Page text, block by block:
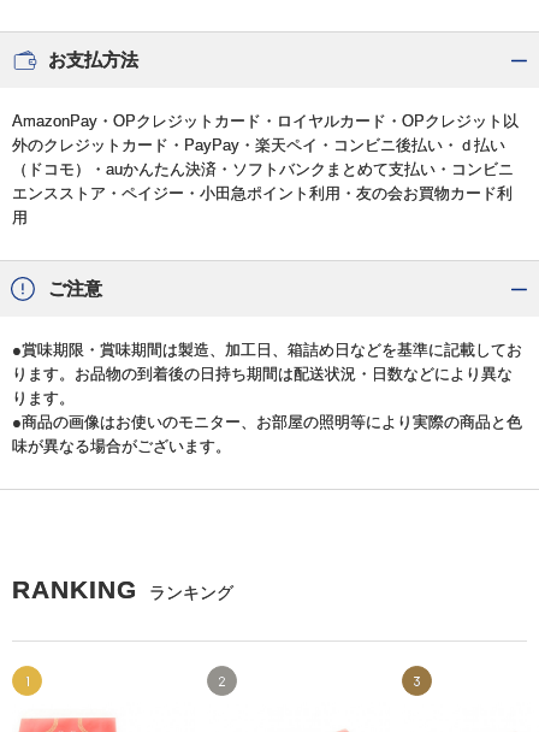
お支払方法
AmazonPay・OPクレジットカード・ロイヤルカード・OPクレジット以
外のクレジットカード・PayPay・楽天ペイ・コンビニ後払い・ｄ払い
（ドコモ）・auかんたん決済・ソフトバンクまとめて支払い・コンビニ
エンスストア・ペイジー・小田急ポイント利用・友の会お買物カード利
用
ご注意
●賞味期限・賞味期間は製造、加工日、箱詰め日などを基準に記載してお
ります。お品物の到着後の日持ち期間は配送状況・日数などにより異な
ります。
●商品の画像はお使いのモニター、お部屋の照明等により実際の商品と色
味が異なる場合がございます。
RANKING ランキング
1 2 3